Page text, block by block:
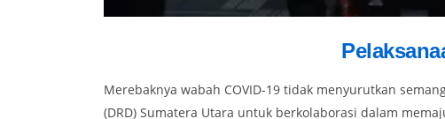
Merebaknya wabah COVID-19 tidak menyurutkan
(DRD) Sumatera Utara untuk berkolaborasi dalam